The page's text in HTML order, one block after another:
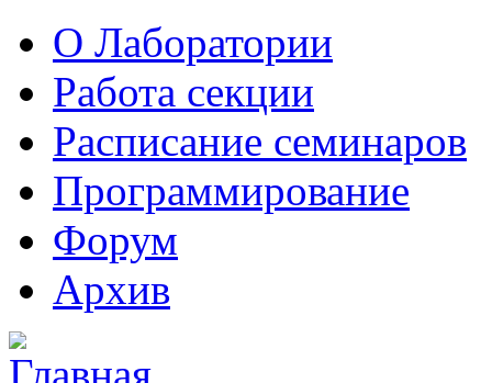
О Лаборатории
Работа секции
Расписание семинаров
Программирование
Форум
Архив